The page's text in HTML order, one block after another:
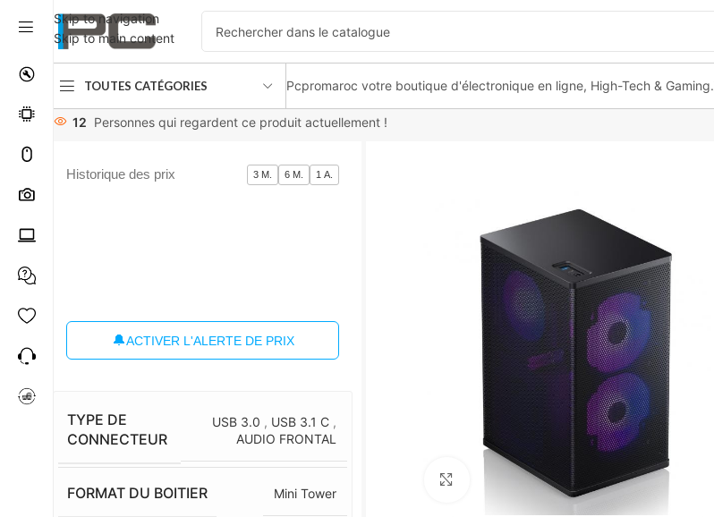
Skip to navigation
Skip to main content
TOUTES CATÉGORIES Pcpromaroc votre boutique d'électronique en ligne, High-Tech & Gaming.
Accueil Composants Boîtier PC
Jonsbo VR3 Black with vertical cable pcie 4.0
12 Personnes qui regardent ce produit actuellement !
Historique des prix 3 M. 6 M. 1 A.
🔔ACTIVER L'ALERTE DE PRIX
TYPE DE
CONNECTEUR
USB 3.0 , USB 3.1 C ,
AUDIO FRONTAL
FORMAT DU BOITIER Mini Tower